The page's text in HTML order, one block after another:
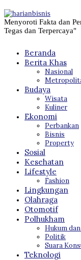
Menyoroti Fakta dan
Tegas dan Terpercaya"
Beranda
Berita Khas
Nasional
Budaya
Wisata
Kuliner
Ekonomi
Perbankan
Bisnis
Property
Sosial
Kesehatan
Lifestyle
Fashion
Lingkungan
Olahraga
Otomotif
Polhukham
Hukum
Politik
Suara
Teknologi